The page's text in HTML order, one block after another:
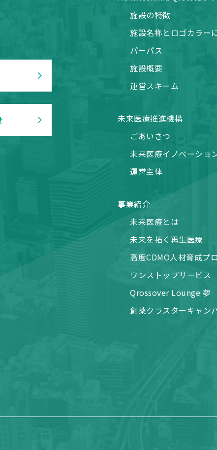
施設の特徴
施設名称とロゴカラー
パーパス
施設概要
運営スキーム
未来医療推進機構
ごあいさつ
未来医療イノベーショ
運営主体
事業紹介
未来医療とは
未来を拓く再生医療
高度CDMO人材育成プ
ワンストップサービス
Qrossover Lounge 夢
創薬クラスターキャン